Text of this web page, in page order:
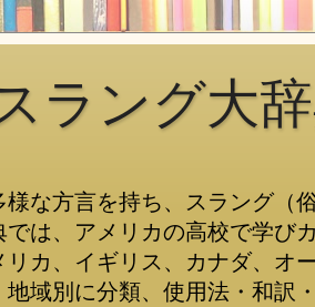
ラング大
な方言を持ち、スラング（
は、アメリカの高校で学び
カ、イギリス、カナダ、オ
域別に分類、使用法・和訳